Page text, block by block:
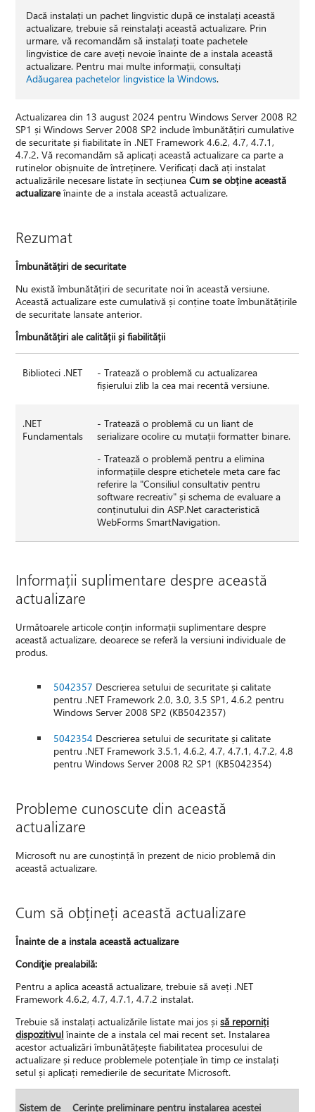
Dacă instalați un pachet lingvistic după ce instalați această
actualizare, trebuie să reinstalați această actualizare. Prin
urmare, vă recomandăm să instalați toate pachetele
lingvistice de care aveți nevoie înainte de a instala această
actualizare. Pentru mai multe informații, consultați
Adăugarea pachetelor lingvistice la Windows.
Actualizarea din 13 august 2024 pentru Windows Server 2008 R2
SP1 și Windows Server 2008 SP2 include îmbunătățiri cumulative
de securitate și fiabilitate în .NET Framework 4.6.2, 4.7, 4.7.1,
4.7.2. Vă recomandăm să aplicați această actualizare ca parte a
rutinelor obișnuite de întreținere. Verificați dacă ați instalat
actualizările necesare listate în secțiuneaCum se obține această
actualizareînainte de a instala această actualizare.
Rezumat
Îmbunătățiri de securitate
Nu există îmbunătățiri de securitate noi în această versiune.
Această actualizare este cumulativă și conține toate îmbunătățirile
de securitate lansate anterior.
Îmbunătățiri ale calității și fiabilității
Biblioteci .NET
- Tratează o problemă cu actualizarea
fișierului zlib la cea mai recentă versiune.
.NET
Fundamentals
- Tratează o problemă cu un liant de
serializare ocolire cu mutații formatter binare.
- Tratează o problemă pentru a elimina
informațiile despre etichetele meta care fac
referire la "Consiliul consultativ pentru
software recreativ" și schema de evaluare a
conținutului din ASP.Net caracteristică
WebForms SmartNavigation.
Informații suplimentare despre această
actualizare
Următoarele articole conțin informații suplimentare despre
această actualizare, deoarece se referă la versiuni individuale de
produs.
5042357 Descrierea setului de securitate și calitate
pentru .NET Framework 2.0, 3.0, 3.5 SP1, 4.6.2 pentru
Windows Server 2008 SP2 (KB5042357)
5042354 Descrierea setului de securitate și calitate
pentru .NET Framework 3.5.1, 4.6.2, 4.7, 4.7.1, 4.7.2, 4.8
pentru Windows Server 2008 R2 SP1 (KB5042354)
Probleme cunoscute din această
actualizare
Microsoft nu are cunoștință în prezent de nicio problemă din
această actualizare.
Cum să obțineți această actualizare
Înainte de a instala această actualizare
Condiţie prealabilă:
Pentru a aplica această actualizare, trebuie să aveți .NET
Framework 4.6.2, 4.7, 4.7.1, 4.7.2 instalat.
Trebuie să instalați actualizările listate mai jos șisă reporniți
dispozitivul înainte de a instala cel mai recent set. Instalarea
acestor actualizări îmbunătățește fiabilitatea procesului de
actualizare și reduce problemele potențiale în timp ce instalați
setul și aplicați remedierile de securitate Microsoft.
Sistem de Cerințe preliminare pentru instalarea acestei